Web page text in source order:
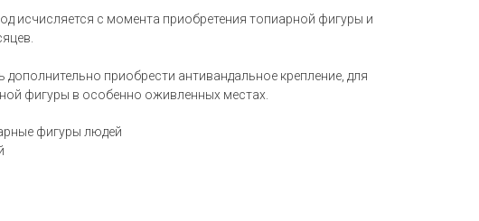
исчисляется с момента приобретения топиарной фигуры и
приобрести антивандальное крепление, для
фигуры в особенно оживленных местах.
фигуры людей